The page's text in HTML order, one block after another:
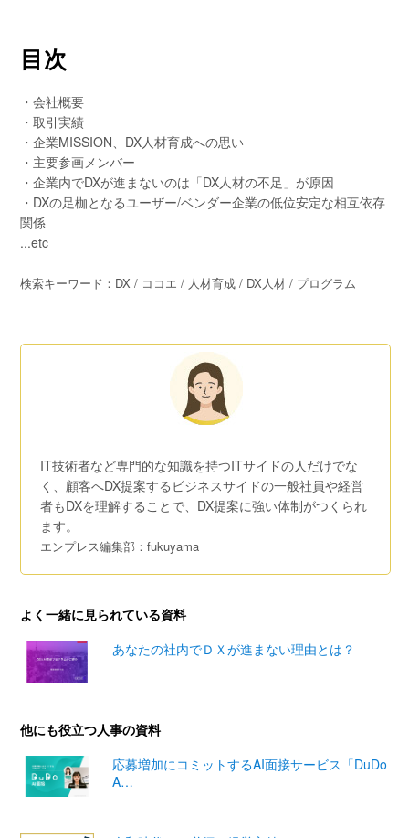
目次
・会社概要
・取引実績
・企業MISSION、DX人材育成への思い
・主要参画メンバー
・企業内でDXが進まないのは「DX人材の不足」が原因
・DXの足枷となるユーザー/ベンダー企業の低位安定な相互依存
関係
...etc
検索キーワード：DX / ココエ / 人材育成 / DX人材 / プログラム
IT技術者など専門的な知識を持つITサイドの人だけでな
く、顧客へDX提案するビジネスサイドの一般社員や経営
者もDXを理解することで、DX提案に強い体制がつくられ
ます。
エンプレス編集部：fukuyama
よく一緒に見られている資料
あなたの社内でＤＸが進まない理由とは？
他にも役立つ人事の資料
応募増加にコミットするAI面接サービス「DuDo
A…